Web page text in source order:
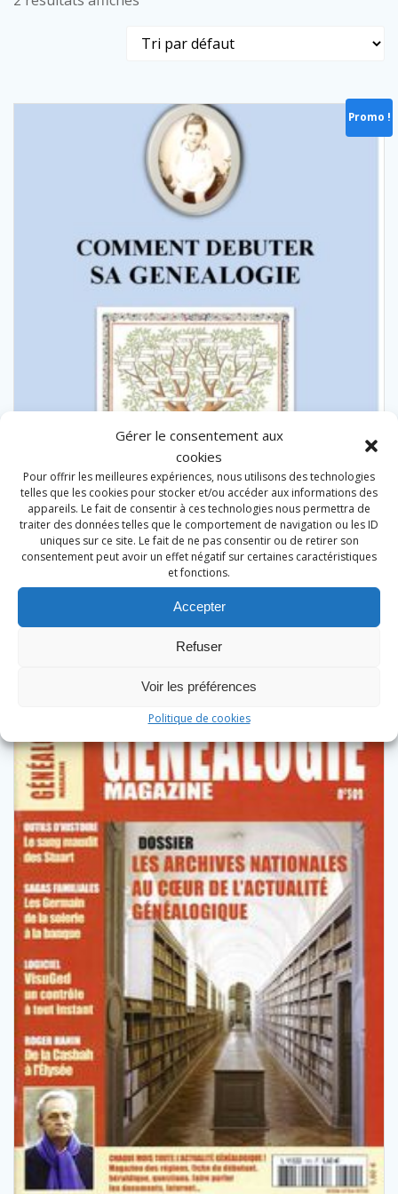
Gérer le consentement aux
cookies
Pour offrir les meilleures expériences, nous utilisons des technologies
telles que les cookies pour stocker et/ou accéder aux informations des
appareils. Le fait de consentir à ces technologies nous permettra de
traiter des données telles que le comportement de navigation ou les ID
uniques sur ce site. Le fait de ne pas consentir ou de retirer son
consentement peut avoir un effet négatif sur certaines caractéristiques
et fonctions.
Accepter
Refuser
Voir les préférences
Politique de cookies
Promo !
Comment débuter sa généalogie
10,00€ Le
prix
initial
était :
10,00 €.
0,00€Le
est :
Ajouter au panier